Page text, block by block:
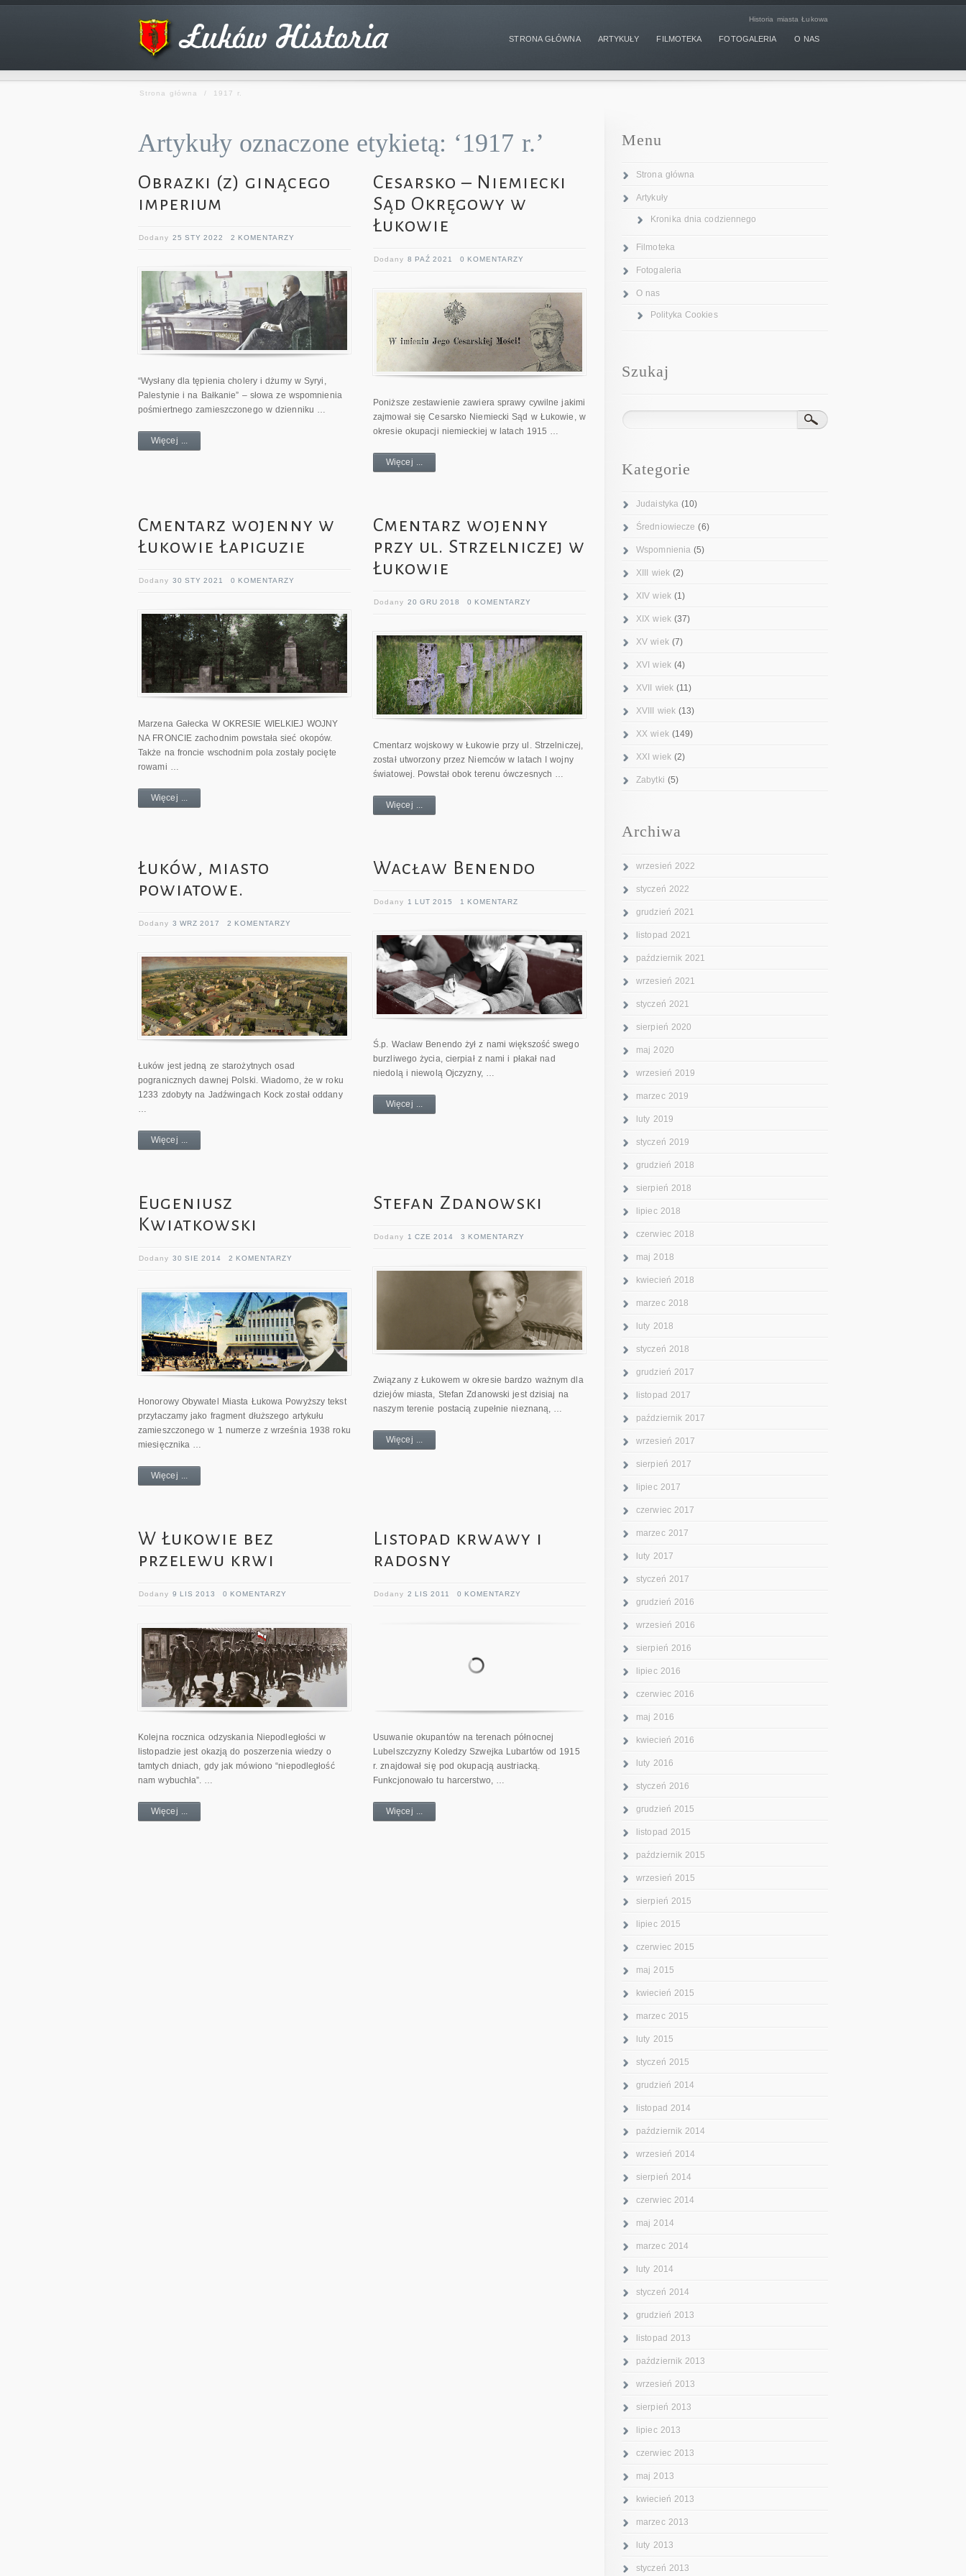
Historia miasta Łukowa
STRONA GŁÓWNA ARTYKUŁY FILMOTEKA FOTOGALERIA O NAS
Strona główna / 1917 r.
Artykuły oznaczone etykietą: ‘1917 r.’
Obrazki (z) ginącego
imperium
Dodany 25 STY 2022 2 KOMENTARZY
“Wysłany dla tępienia cholery i dżumy w Syryi,
Palestynie i na Bałkanie” – słowa ze wspomnienia
pośmiertnego zamieszczonego w dzienniku …
Więcej ...
Cesarsko – Niemiecki
Sąd Okręgowy w
Łukowie
Dodany8 PAŹ 2021 0 KOMENTARZY
Poniższe zestawienie zawiera sprawy cywilne jakimi
zajmował się Cesarsko Niemiecki Sąd w Łukowie, w
okresie okupacji niemieckiej w latach 1915 …
Więcej ...
Cmentarz wojenny w
Łukowie Łapiguzie
Dodany 30 STY 2021 0 KOMENTARZY
Marzena Gałecka W OKRESIE WIELKIEJ WOJNY
NA FRONCIE zachodnim powstała sieć okopów.
Także na froncie wschodnim pola zostały pocięte
rowami …
Więcej ...
Cmentarz wojenny
przy ul. Strzelniczej w
Łukowie
Dodany20 GRU 2018 0 KOMENTARZY
Cmentarz wojskowy w Łukowie przy ul. Strzelniczej,
został utworzony przez Niemców w latach I wojny
światowej. Powstał obok terenu ówczesnych …
Więcej ...
Łuków, miasto
powiatowe.
Dodany 3 WRZ 2017 2 KOMENTARZY
Łuków jest jedną ze starożytnych osad
pogranicznych dawnej Polski. Wiadomo, że w roku
1233 zdobyty na Jadźwingach Kock został oddany
…
Więcej ...
Wacław Benendo
Dodany 1 LUT 2015 1 KOMENTARZ
Ś.p. Wacław Benendo żył z nami większość swego
burzliwego życia, cierpiał z nami i płakał nad
niedolą i niewolą Ojczyzny, …
Więcej ...
Eugeniusz
Kwiatkowski
Dodany 30 SIE 2014 2 KOMENTARZY
Honorowy Obywatel Miasta Łukowa Powyższy tekst
przytaczamy jako fragment dłuższego artykułu
zamieszczonego w 1 numerze z września 1938 roku
miesięcznika …
Więcej ...
Stefan Zdanowski
Dodany 1 CZE 2014 3 KOMENTARZY
Związany z Łukowem w okresie bardzo ważnym dla
dziejów miasta, Stefan Zdanowski jest dzisiaj na
naszym terenie postacią zupełnie nieznaną, …
Więcej ...
W Łukowie bez
przelewu krwi
Dodany 9 LIS 2013 0 KOMENTARZY
Kolejna rocznica odzyskania Niepodległości w
listopadzie jest okazją do poszerzenia wiedzy o
tamtych dniach, gdy jak mówiono “niepodległość
nam wybuchła”. …
Więcej ...
Listopad krwawy i
radosny
Dodany2 LIS 2011 0 KOMENTARZY
Usuwanie okupantów na terenach północnej
Lubelszczyzny Koledzy Szwejka Lubartów od 1915
r. znajdował się pod okupacją austriacką.
Funkcjonowało tu harcerstwo, …
Więcej ...
Menu
Strona główna
Artykuły
Kronika dnia codziennego
Filmoteka
Fotogaleria
O nas
Polityka Cookies
Szukaj
Kategorie
Judaistyka (10)
Średniowiecze (6)
Wspomnienia (5)
XIII wiek(2)
XIV wiek(1)
XIX wiek(37)
XV wiek(7)
XVI wiek(4)
XVII wiek(11)
XVIII wiek (13)
XX wiek(149)
XXI wiek(2)
Zabytki (5)
Archiwa
wrzesień 2022
styczeń 2022
grudzień 2021
listopad 2021
październik 2021
wrzesień 2021
styczeń 2021
sierpień 2020
maj 2020
wrzesień 2019
marzec 2019
luty 2019
styczeń 2019
grudzień 2018
sierpień 2018
lipiec 2018
czerwiec 2018
maj 2018
kwiecień 2018
marzec 2018
luty 2018
styczeń 2018
grudzień 2017
listopad 2017
październik 2017
wrzesień 2017
sierpień 2017
lipiec 2017
czerwiec 2017
marzec 2017
luty 2017
styczeń 2017
grudzień 2016
wrzesień 2016
sierpień 2016
lipiec 2016
czerwiec 2016
maj 2016
kwiecień 2016
luty 2016
styczeń 2016
grudzień 2015
listopad 2015
październik 2015
wrzesień 2015
sierpień 2015
lipiec 2015
czerwiec 2015
maj 2015
kwiecień 2015
marzec 2015
luty 2015
styczeń 2015
grudzień 2014
listopad 2014
październik 2014
wrzesień 2014
sierpień 2014
czerwiec 2014
maj 2014
marzec 2014
luty 2014
styczeń 2014
grudzień 2013
listopad 2013
październik 2013
wrzesień 2013
sierpień 2013
lipiec 2013
czerwiec 2013
maj 2013
kwiecień 2013
marzec 2013
luty 2013
styczeń 2013